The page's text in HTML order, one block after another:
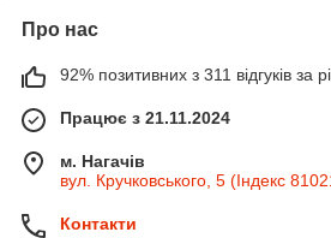
Про нас
92% позитивних з 311 відгуків за
Працює з 21.11.2024
м. Нагачів
вул. Кручковського, 5 (Індекс
Контакти